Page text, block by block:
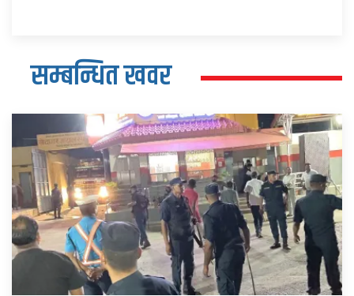
सम्बन्धित खवर